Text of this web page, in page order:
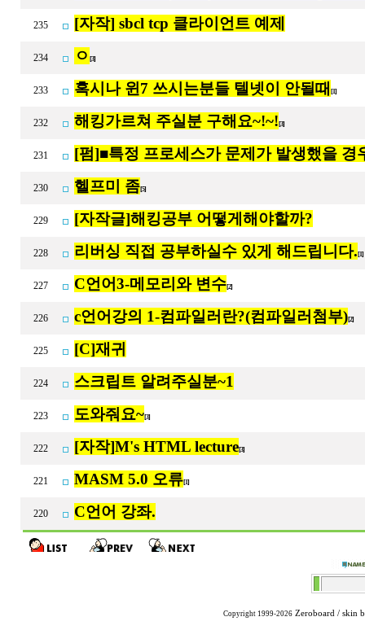
235 [자작] sbcl tcp 클라이언트 예제
234 ㅇ [3]
233 혹시나 윈7 쓰시는분들 텔넷이 안될때 [1]
232 해킹가르쳐 주실분 구해요~!~! [3]
231 [펌]■특정 프로세스가 문제가 발생했을 경
230 헬프미 좀[5]
229 [자작글]해킹공부 어떻게해야할까?
228 리버싱 직접 공부하실수 있게 해드립니다.
227 C언어3-메모리와 변수[2]
226 c언어강의 1-컴파일러란?(컴파일러첨부)[2]
225 [C]재귀
224 스크립트 알려주실분~1
223 도와줘요~[3]
222 [자작]M's HTML lecture[3]
221 MASM 5.0 오류[1]
220 C언어 강좌.
Copyright 1999-2026 Zeroboard / skin